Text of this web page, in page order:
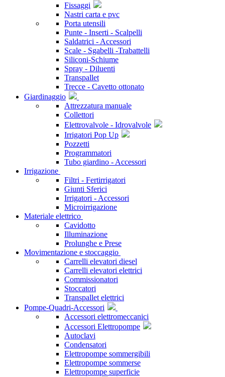
Fissaggi
Nastri carta e pvc
Porta utensili
Punte - Inserti - Scalpelli
Saldatrici - Accessori
Scale - Sgabelli -Trabattelli
Siliconi-Schiume
Spray - Diluenti
Transpallet
Trecce - Cavetto ottonato
Giardinaggio
Attrezzatura manuale
Collettori
Elettrovalvole - Idrovalvole
Irrigatori Pop Up
Pozzetti
Programmatori
Tubo giardino - Accessori
Irrigazione
Filtri - Fertirrigatori
Giunti Sferici
Irrigatori - Accessori
Microirrigazione
Materiale elettrico
Cavidotto
Illuminazione
Prolunghe e Prese
Movimentazione e stoccaggio
Carrelli elevatori diesel
Carrelli elevatori elettrici
Commissionatori
Stoccatori
Transpallet elettrici
Pompe-Quadri-Accessori
Accessori elettromeccanici
Accessori Elettropompe
Autoclavi
Condensatori
Elettropompe sommergibili
Elettropompe sommerse
Elettropompe superficie